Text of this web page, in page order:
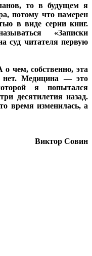
то в будущем я
потому что намерен
в виде серии книг.
«Записки
суд читателя первую
чем, собственно, эта
Медицина — это
я попытался
десятилетия назад.
время изменилась, а
Виктор Совин